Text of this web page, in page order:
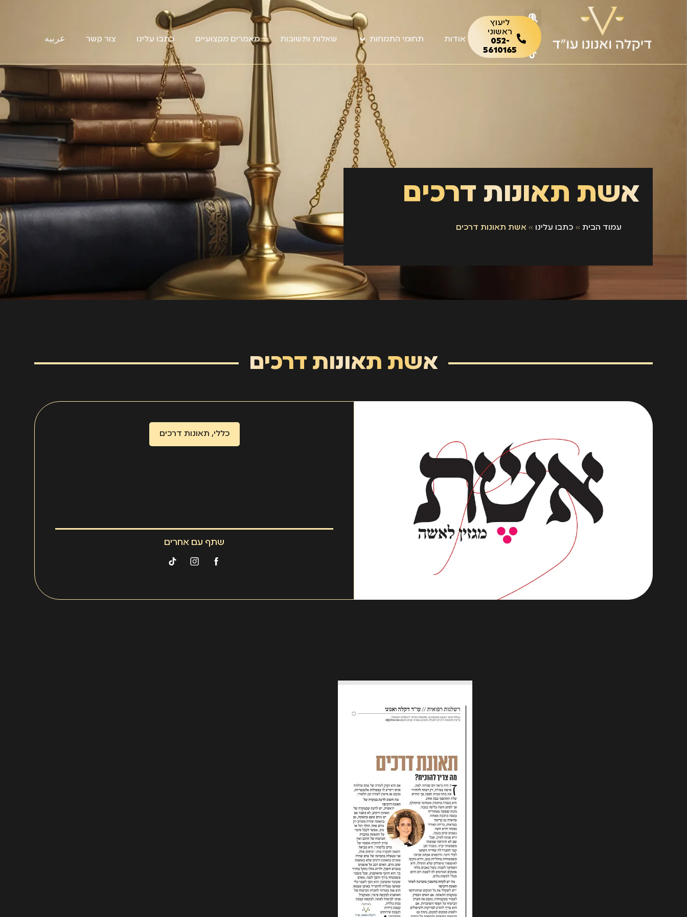
ליעוץ
ראשוני
052-
5610165
אודות תחומי התמחות שאלות ותשובות מאמרים מקצועיים כתבו עלינו צור קשר عربيه
אשת תאונות דרכים
עמוד הבית» כתבו עלינו » אשת תאונות דרכים
אשת תאונות דרכים
כללי, תאונות דרכים
שתף עם אחרים